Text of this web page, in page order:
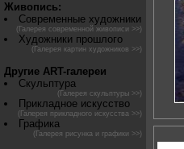
Живопись:
Современные художники
(Галерея современной живописи >>)
Художники прошлого
(Галерея картин художников >>)
Другие ART-галереи
Скульптура
(Галерея скульптуры >>)
Прикладное искусство
(Галерея прикладного искусства >>)
Графика
(Галерея рисунка и графики >>)